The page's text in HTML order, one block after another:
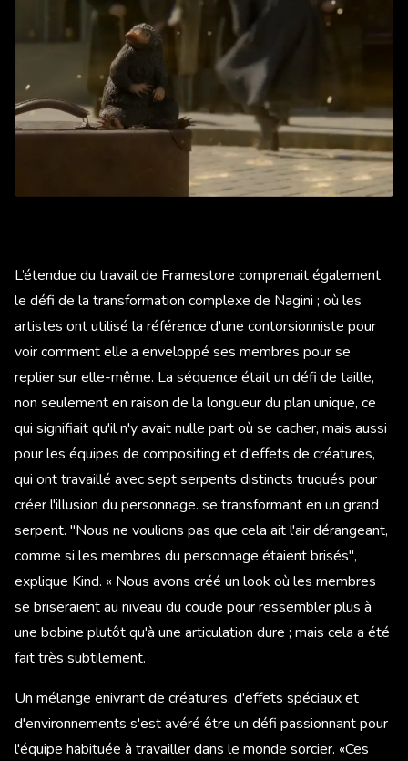
L’étendue du travail de Framestore comprenait également
le défi de la transformation complexe de Nagini ; où les
artistes ont utilisé la référence d'une contorsionniste pour
voir comment elle a enveloppé ses membres pour se
replier sur elle-même. La séquence était un défi de taille,
non seulement en raison de la longueur du plan unique, ce
qui signifiait qu'il n'y avait nulle part où se cacher, mais aussi
pour les équipes de compositing et d'effets de créatures,
qui ont travaillé avec sept serpents distincts truqués pour
créer l'illusion du personnage. se transformant en un grand
serpent. "Nous ne voulions pas que cela ait l'air dérangeant,
comme si les membres du personnage étaient brisés",
explique Kind. « Nous avons créé un look où les membres
se briseraient au niveau du coude pour ressembler plus à
une bobine plutôt qu'à une articulation dure ; mais cela a été
fait très subtilement.
Un mélange enivrant de créatures, d'effets spéciaux et
d'environnements s'est avéré être un défi passionnant pour
l'équipe habituée à travailler dans le monde sorcier. «Ces